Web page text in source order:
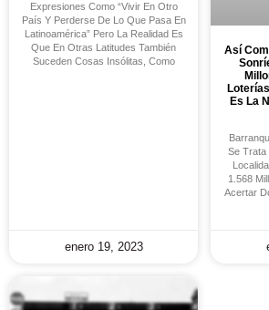
Expresiones Como “vivir En Otro
País Y Perderse De Lo Que Pasa En
Latinoamérica” Pero La Realidad Es
Que En Otras Latitudes También
Suceden Cosas Insólitas, Como
enero 19, 2023
Así
Es La
Se Trata
1.568
Acertar